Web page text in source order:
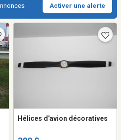
Activer une alerte
Hélices d'avion décoratives